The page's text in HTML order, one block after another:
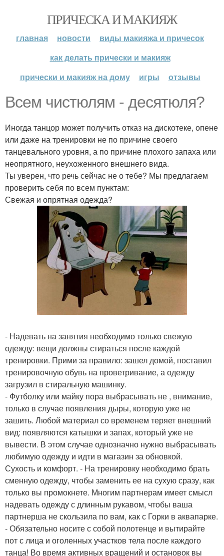
ПРИЧЕСКА И МАКИЯЖ
главная новости
виды макияжа и причесок
как делать прически и макияж
прически и макияж на дому
игры отзывы
Всем чистюлям - десятюля?
Иногда танцор может получить отказ на дискотеке, опене
или даже на тренировки не по причине своего
танцевального уровня, а по причине плохого запаха или
неопрятного, неухоженного внешнего вида.
Ты уверен, что речь сейчас не о тебе? Мы предлагаем
проверить себя по всем пунктам:
Свежая и опрятная одежда?
- Надевать на занятия необходимо только свежую
одежду: вещи должны стираться после каждой
тренировки. Прими за правило: зашел домой, поставил
тренировочную обувь на проветривание, а одежду
загрузил в стиральную машинку.
- Футболку или майку пора выбрасывать не , внимание,
только в случае появления дыры, которую уже не
зашить. Любой материал со временем теряет внешний
вид: появляются катышки и запах, который уже не
вывести. В этом случае однозначно нужно выбрасывать
любимую одежду и идти в магазин за обновкой.
Сухость и комфорт. - На тренировку необходимо брать
сменную одежду, чтобы заменить ее на сухую сразу, как
только вы промокнете. Многим партнерам имеет смысл
надевать одежду с длинным рукавом, чтобы ваша
партнерша не скользила по вам, как с Горки в аквапарке.
- Обязательно носите с собой полотенце и вытирайте
пот с лица и оголенных участков тела после каждого
танца! Во время активных вращений и остановок вы